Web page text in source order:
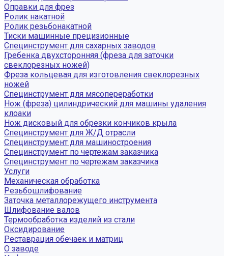
Оправки для фрез
Ролик накатной
Ролик резьбонакатной
Тиски машинные прецизионные
Специнструмент для сахарных заводов
Гребенка двухсторонняя (фреза для заточки
свеклорезных ножей)
Фреза кольцевая для изготовления свеклорезных
ножей
Специнструмент для мясопереработки
Нож (фреза) цилиндрический для машины удаления
клоаки
Нож дисковый для обрезки кончиков крыла
Специнструмент для Ж/Д отрасли
Специнструмент для машиностроения
Специнструмент по чертежам заказчика
Специнструмент по чертежам заказчика
Услуги
Механическая обработка
Резьбошлифование
Заточка металлорежущего инструмента
Шлифование валов
Термообработка изделий из стали
Оксидирование
Реставрация обечаек и матриц
О заводе